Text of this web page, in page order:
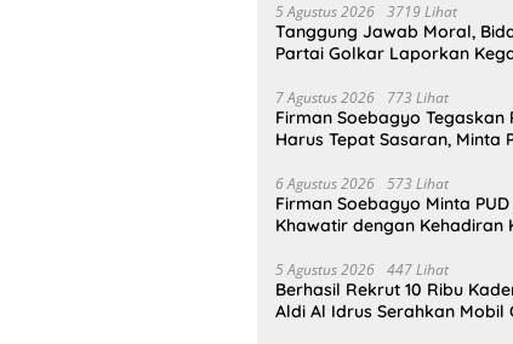
5 Agustus 2026 3719 Lihat
Tanggung Jawab Moral,
Partai Golkar Laporkan
7 Agustus 2026 773 Lihat
Firman Soebagyo Tegaskan
Harus Tepat Sasaran, Minta
6 Agustus 2026 573 Lihat
Firman Soebagyo Minta PUD
Khawatir dengan Kehadiran
5 Agustus 2026 447 Lihat
Berhasil Rekrut 10 Ribu
Aldi Al Idrus Serahkan Mobil